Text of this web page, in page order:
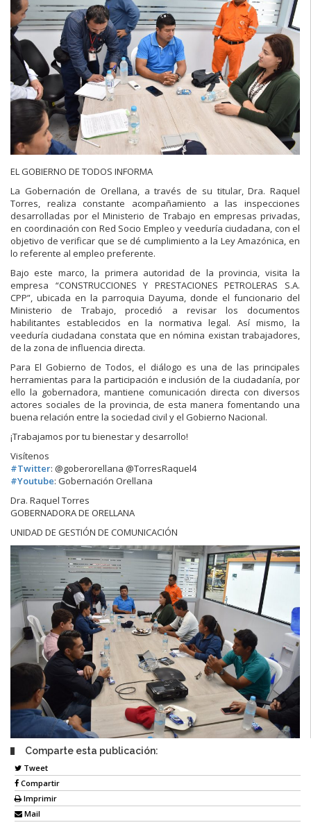
EL GOBIERNO DE TODOS INFORMA
La Gobernación de Orellana, a través de su titular, Dra. Raquel
Torres, realiza constante acompañamiento a las inspecciones
desarrolladas por el Ministerio de Trabajo en empresas privadas,
en coordinación con Red Socio Empleo y veeduría ciudadana, con el
objetivo de verificar que se dé cumplimiento a la Ley Amazónica, en
lo referente al empleo preferente.
Bajo este marco, la primera autoridad de la provincia, visita la
empresa “CONSTRUCCIONES Y PRESTACIONES PETROLERAS S.A.
CPP”, ubicada en la parroquia Dayuma, donde el funcionario del
Ministerio de Trabajo, procedió a revisar los documentos
habilitantes establecidos en la normativa legal. Así mismo, la
veeduría ciudadana constata que en nómina existan trabajadores,
de la zona de influencia directa.
Para El Gobierno de Todos, el diálogo es una de las principales
herramientas para la participación e inclusión de la ciudadanía, por
ello la gobernadora, mantiene comunicación directa con diversos
actores sociales de la provincia, de esta manera fomentando una
buena relación entre la sociedad civil y el Gobierno Nacional.
¡Trabajamos por tu bienestar y desarrollo!
Visítenos
#Twitter: @goberorellana @TorresRaquel4
#Youtube: Gobernación Orellana
Dra. Raquel Torres
GOBERNADORA DE ORELLANA
UNIDAD DE GESTIÓN DE COMUNICACIÓN
Comparte esta publicación:
Tweet
Compartir
Imprimir
Mail